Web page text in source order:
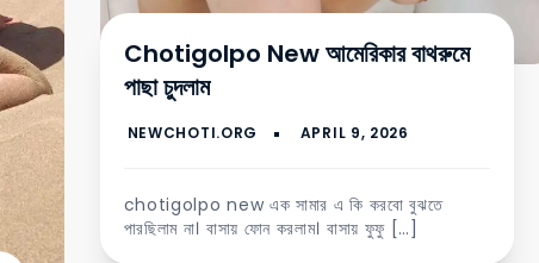
Chotigolpo New আমেরিকার বাথরুমে
পাছা চুদলাম
chotigolpo new এক সামার এ কি করবো বুঝতে
পারছিলাম না। বাসায় ফোন করলাম। বাসায় ফুফু […]